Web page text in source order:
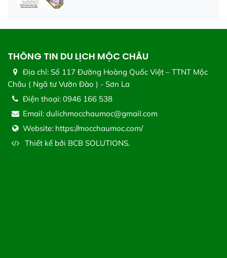
THÔNG TIN DU LỊCH MỘC CHÂU
Địa chỉ: Số 117 Đường Hoàng Quốc Việt – TTNT Mộc
Châu ( Ngã tư Vườn Đào ) - Sơn La
Điện thoại: 0946 166 538
Email: dulichmocchaumoc@gmail.com
Website: https://mocchaumoc.com/
Thiết kế bởi BCB SOLUTIONS.